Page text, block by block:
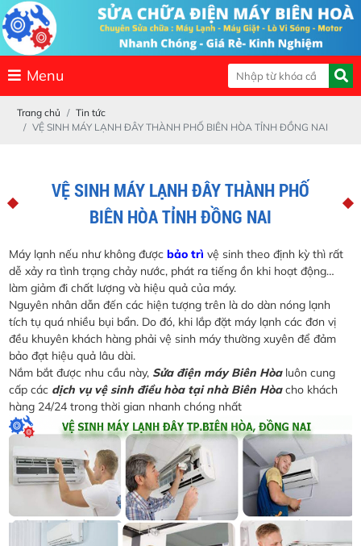
Menu
Trang chủ
Tin tức
VỆ SINH MÁY LẠNH ĐÂY THÀNH PHỐ BIÊN HÒA TỈNH ĐỒNG NAI
VỆ SINH MÁY LẠNH ĐÂY THÀNH PHỐ
BIÊN HÒA TỈNH ĐỒNG NAI
Máy lạnh nếu như không đượcbảo trì vệ sinh theo định kỳ thì rất
dễ xảy ra tình trạng chảy nước, phát ra tiếng ồn khi hoạt động…
làm giảm đi chất lượng và hiệu quả của máy.
Nguyên nhân dẫn đến các hiện tượng trên là do dàn nóng lạnh
tích tụ quá nhiều bụi bẩn. Do đó, khi lắp đặt máy lạnh các đơn vị
đều khuyên khách hàng phải vệ sinh máy thường xuyên để đảm
bảo đạt hiệu quả lâu dài.
Nắm bắt được nhu cầu này, Sửa điện máy Biên Hòaluôn cung
cấp các dịch vụ vệ sinh điều hòa tại nhà Biên Hòacho khách
hàng 24/24 trong thời gian nhanh chóng nhất